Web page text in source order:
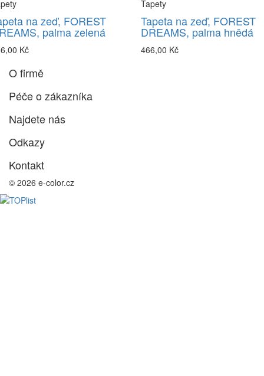
na zeď, FOREST
palma zelená
Kč
Tapety
Tapeta na zeď, FOREST
DREAMS, palma hnědá
466,00 Kč
O firmě
Péče o zákazníka
Najdete nás
Odkazy
Kontakt
© 2026 e-color.cz